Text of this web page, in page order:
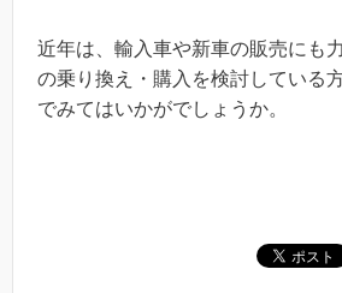
近年は、輸入車や新車の販売にも
の乗り換え・購入を検討している
でみてはいかがでしょうか。